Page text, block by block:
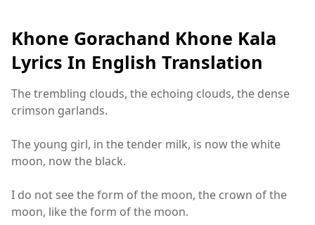
Khone Gorachand Khone Kala
Lyrics In English Translation
The trembling clouds, the echoing clouds, the dense
crimson garlands.
The young girl, in the tender milk, is now the white
moon, now the black.
I do not see the form of the moon, the crown of the
moon, like the form of the moon.